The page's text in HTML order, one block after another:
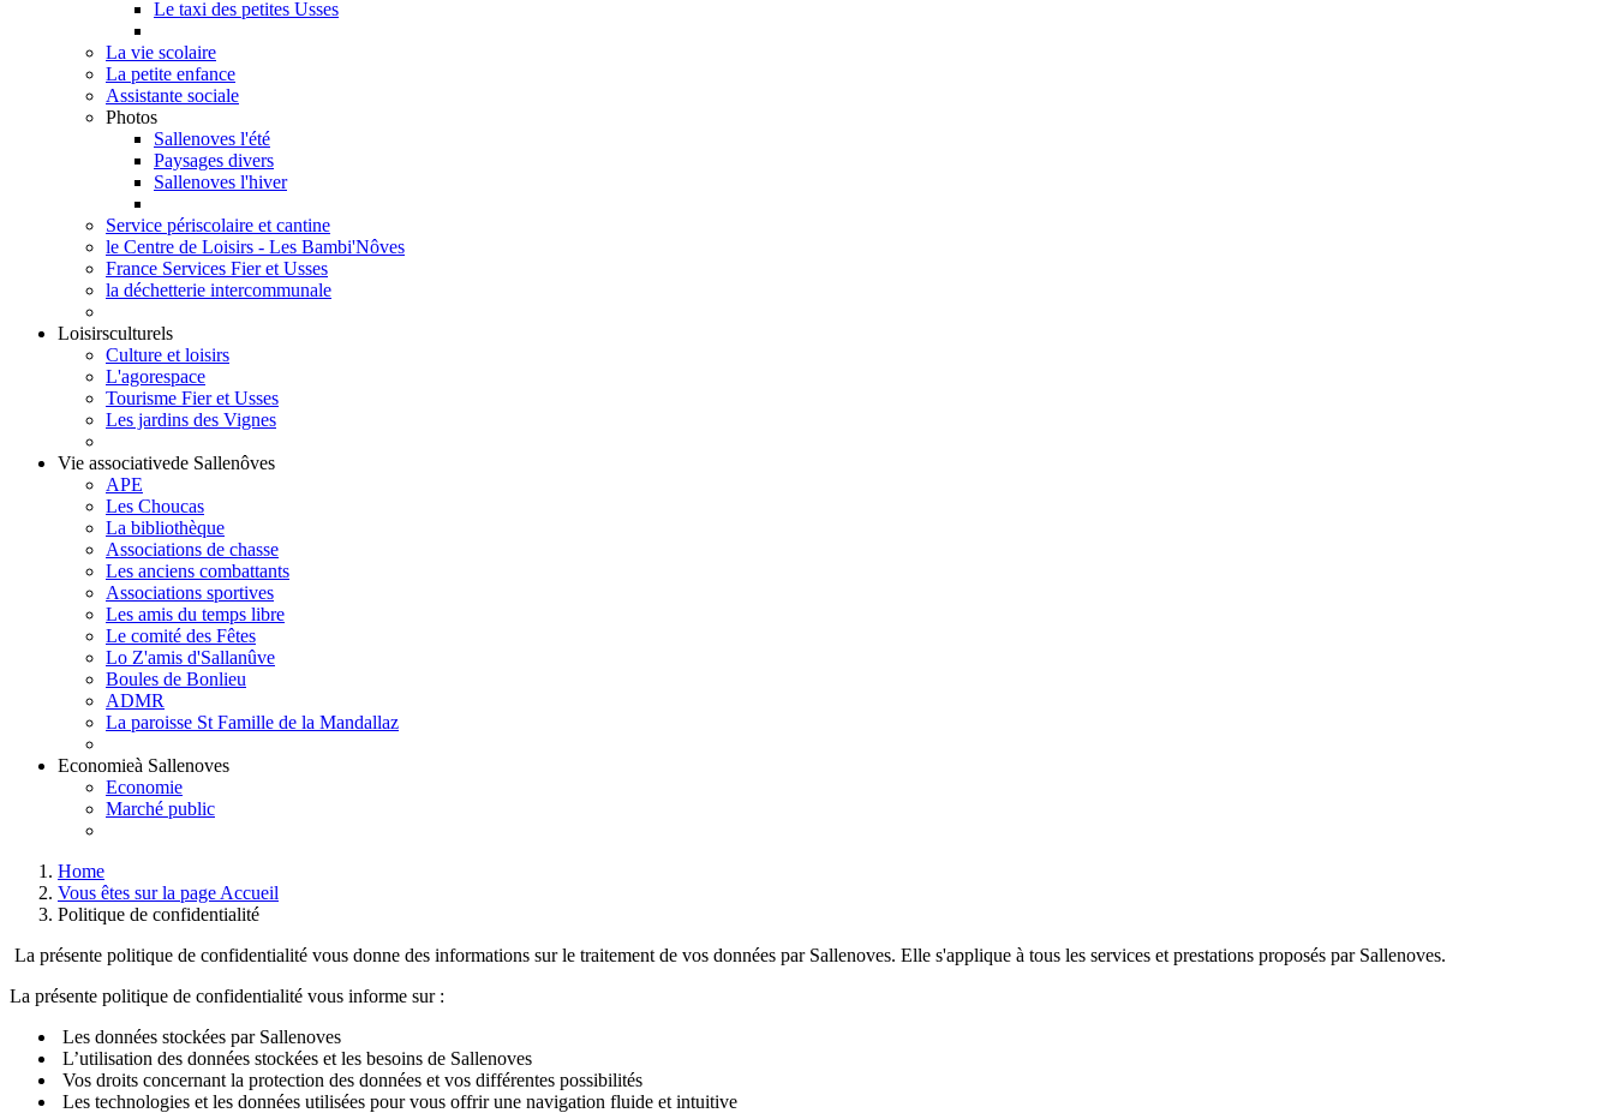
Le taxi des petites Usses
La vie scolaire
La petite enfance
Assistante sociale
Photos
Sallenoves l'été
Paysages divers
Sallenoves l'hiver
Service périscolaire et cantine
le Centre de Loisirs - Les Bambi'Nôves
France Services Fier et Usses
la déchetterie intercommunale
Loisirsculturels
Culture et loisirs
L'agorespace
Tourisme Fier et Usses
Les jardins des Vignes
Vie associativede Sallenôves
APE
Les Choucas
La bibliothèque
Associations de chasse
Les anciens combattants
Associations sportives
Les amis du temps libre
Le comité des Fêtes
Lo Z'amis d'Sallanûve
Boules de Bonlieu
ADMR
La paroisse St Famille de la Mandallaz
Economieà Sallenoves
Economie
Marché public
Home
Vous êtes sur la page Accueil
Politique de confidentialité
La présente politique de confidentialité vous donne des informations sur le traitement de vos données par Sallenoves. Elle s'applique à tous les services et prestations proposés par Sallenoves.
La présente politique de confidentialité vous informe sur :
Les données stockées par Sallenoves
L’utilisation des données stockées et les besoins de Sallenoves
Vos droits concernant la protection des données et vos différentes possibilités
Les technologies et les données utilisées pour vous offrir une navigation fluide et intuitive